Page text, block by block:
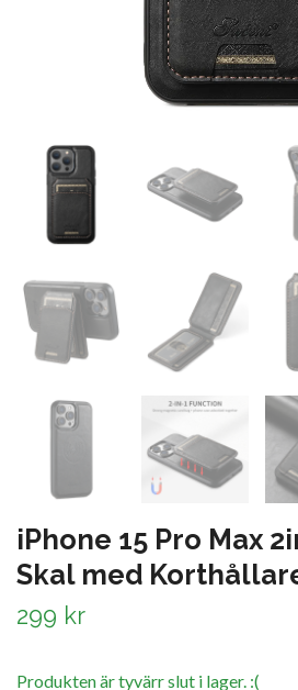
iPhone 15 Pro Max
Skal med
299 kr
Produkten är tyvärr slut i lager. :(